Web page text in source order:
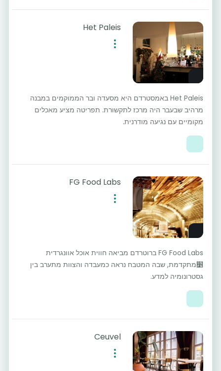
Het Paleis
Het Paleis באמסטרדם היא מסעדה ובר הממוקמים במבנה
מרהיב שבעבר היה מרכז לתקשורת. תפריטה מציע מאכלים
מקומיים עם נגיעה מודרנית.
FG Food Labs
FG Food Labs ברוטרדם מביאה חווית אוכל אוונגרדית
׵מתקדמת, שבה המטבח נראה כמעבדה והצוות מתערב בין
גסטרונומיה למדע.
Ceuvel